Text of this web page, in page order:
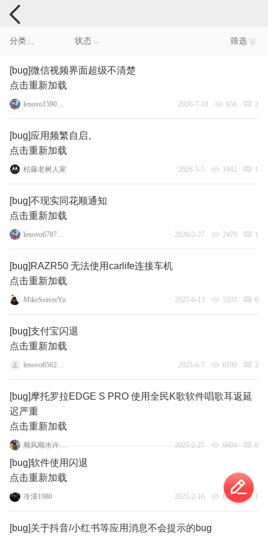
手机反馈
分类 状态 筛选
[bug]微信视频界面超级不清楚
点击重新加载
lenovo159087962 2026-7-18 656 2
[bug]应用频繁自启。
点击重新加载
枯藤老树人家 2026-5-5 1942 1
[bug]不现实同花顺通知
点击重新加载
lenovo67872328 2026-3-27 2479 1
[bug]RAZR50 无法使用carlife连接车机
点击重新加载
MikeSeaverYu 2025-6-13 5333 0
[bug]支付宝闪退
点击重新加载
lenovo65623516 2025-6-7 6190 2
[bug]摩托罗拉EDGE S PRO 使用全民K歌软件唱歌耳返延
迟严重
点击重新加载
顺风顺水许晓瑞 2025-2-27 6604 0
[bug]软件使用闪退
点击重新加载
冷漠1980 2025-2-16 6817 1
[bug]关于抖音/小红书等应用消息不会提示的bug